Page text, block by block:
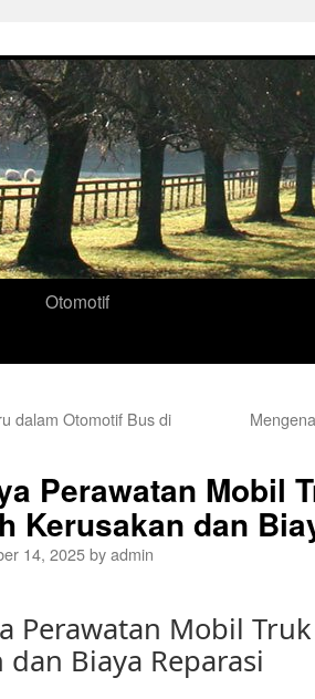
Otomotif
dalam Otomotif Bus di
Perawatan Mobil
Kerusakan dan
14, 2025byadmin
Perawatan Mobil
dan Biaya Reparasi